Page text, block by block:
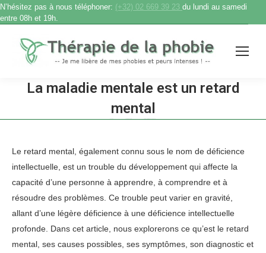
N’hésitez pas à nous téléphoner: (+32) 02 669 39 23 du lundi au samedi
entre 08h et 19h.
La maladie mentale est un retard
mental
Le retard mental, également connu sous le nom de déficience
intellectuelle, est un trouble du développement qui affecte la
capacité d’une personne à apprendre, à comprendre et à
résoudre des problèmes. Ce trouble peut varier en gravité,
allant d’une légère déficience à une déficience intellectuelle
profonde. Dans cet article, nous explorerons ce qu’est le retard
mental, ses causes possibles, ses symptômes, son diagnostic et